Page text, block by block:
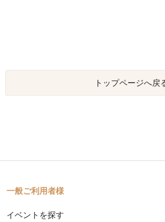
トップページへ戻
一般ご利用者様
イベントを探す